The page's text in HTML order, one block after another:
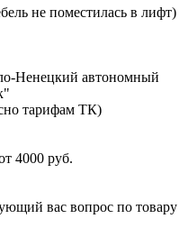
не поместилась в лифт)
Ненецкий автономный
тарифам ТК)
4000 руб.
вас вопрос по товару